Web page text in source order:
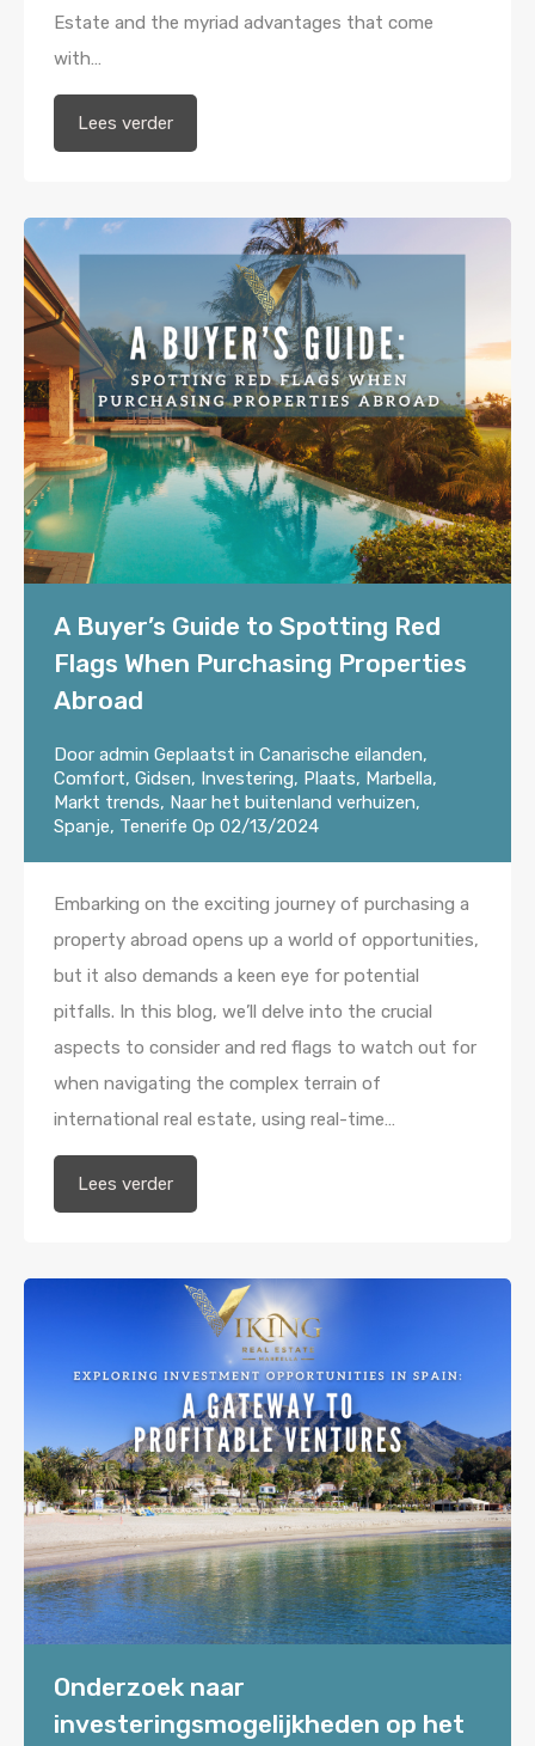
Estate and the myriad advantages that come
with…
Lees verder
A Buyer’s Guide to Spotting Red
Flags When Purchasing Properties
Abroad
Door admin Geplaatst in Canarische eilanden,
Comfort, Gidsen, Investering, Plaats, Marbella,
Markt trends, Naar het buitenland verhuizen,
Spanje, Tenerife Op 02/13/2024
Embarking on the exciting journey of purchasing a
property abroad opens up a world of opportunities,
but it also demands a keen eye for potential
pitfalls. In this blog, we’ll delve into the crucial
aspects to consider and red flags to watch out for
when navigating the complex terrain of
international real estate, using real-time…
Lees verder
Onderzoek naar
investeringsmogelijkheden op het